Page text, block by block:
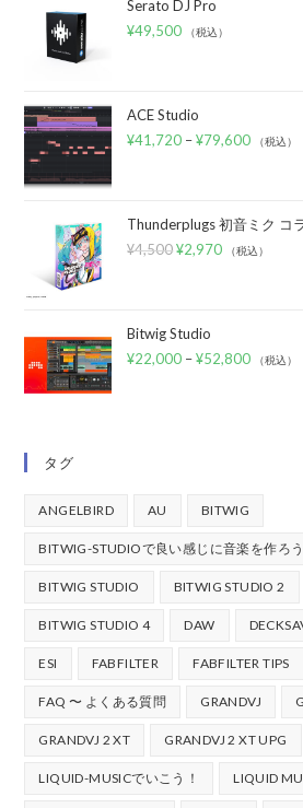
Serato DJ Pro
¥49,500 （税込）
ACE Studio
¥41,720 –¥79,600 （税込）
Thunderplugs 初音ミク コ
¥4,500 ¥2,970 （税込）
Bitwig Studio
¥22,000 –¥52,800 （税込）
タグ
ANGELBIRD AU BITWIG
BITWIG-STUDIOで良い感じに音楽を作ろう
BITWIG STUDIO BITWIG STUDIO 2
BITWIG STUDIO 4 DAW
ESI FABFILTER FABFILTER TIPS
FAQ 〜 よくある質問 GRANDVJ
GRANDVJ 2 XT GRANDVJ 2 XT UPG
LIQUID-MUSICでいこう！ LIQUID